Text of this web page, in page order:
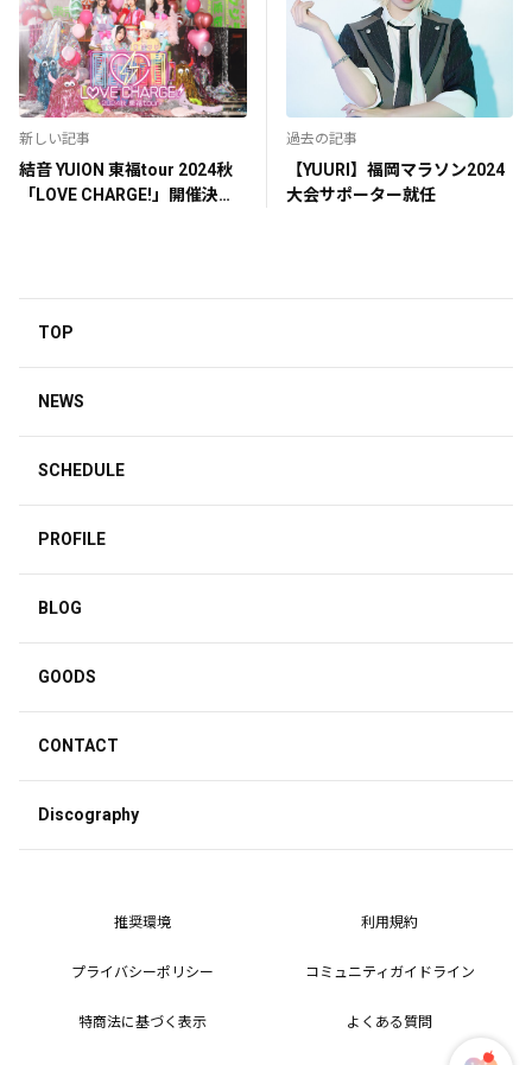
新しい記事
結音 YUION 東福tour 2024秋
「LOVE CHARGE!」開催決
過去の記事
【YUURI】福岡マラソン2024
大会サポーター就任
TOP
NEWS
SCHEDULE
PROFILE
BLOG
GOODS
CONTACT
Discography
推奨環境 利用規約
プライバシーポリシー コミュニティガイドライン
特商法に基づく表示 よくある質問